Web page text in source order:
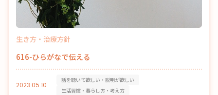
生き方・治療方針
616-ひらがなで伝える
2023.05.10
話を聴いて欲しい・説明が欲しい
生活習慣・暮らし方・考え方